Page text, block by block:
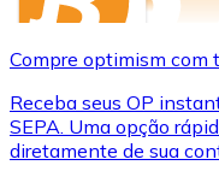
Compre optimism com
Receba seus OP
SEPA. Uma opção
diretamente de sua